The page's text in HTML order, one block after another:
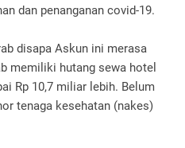
dan penanganan covid-19.
disapa Askun ini merasa
memiliki hutang sewa hotel
Rp 10,7 miliar lebih. Belum
tenaga kesehatan (nakes)